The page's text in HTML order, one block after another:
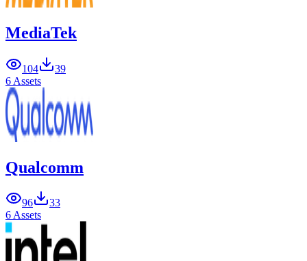
MediaTek
104
39
6 Assets
Qualcomm
96
33
6 Assets